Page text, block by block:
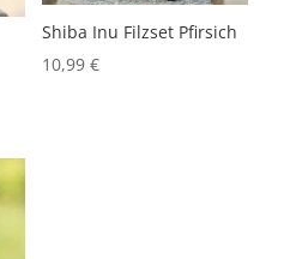
Shiba Inu Filzset Pfirsich
10,99€